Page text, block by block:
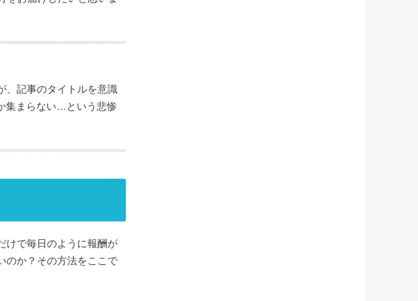
、記事のタイトルを意識
集まらない…という悲惨
けで毎日のように報酬が
のか？その方法をここで